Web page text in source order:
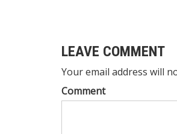
LEAVE COMMENT
Your email address will
Comment